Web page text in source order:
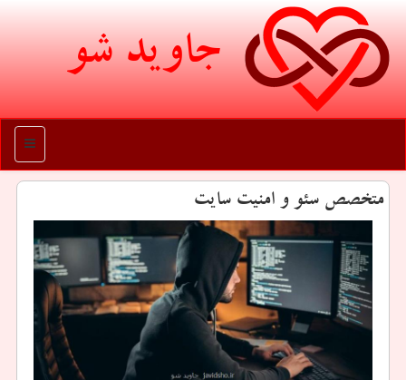
جاوید شو
منو
متخصص سئو و امنیت سایت